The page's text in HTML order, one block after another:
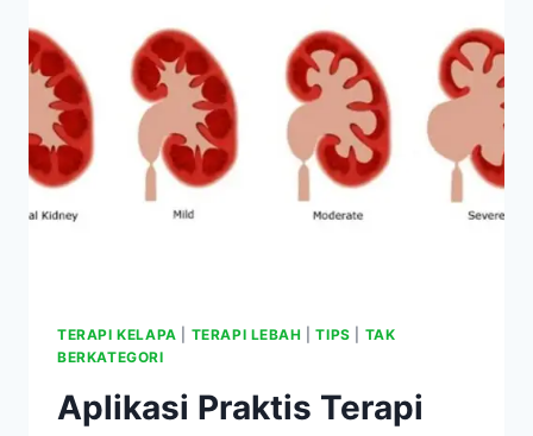
SANTAN
MENTAH
TERAPI KELAPA TERAPI LEBAH |TIPS
TAK
BERKATEGORI
Aplikasi Praktis Terapi